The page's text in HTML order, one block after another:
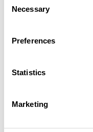
Selection
Necessary
Preferences
Statistics
Marketing
sozialen Medien